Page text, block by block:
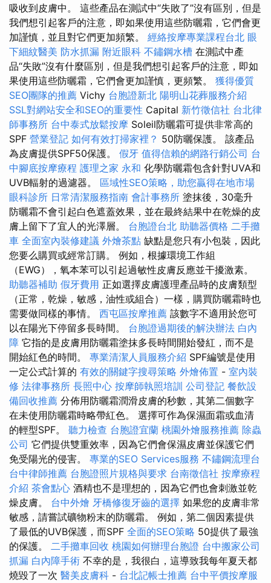
吸收到皮膚中。 這些產品在測試中“失敗了”沒有區別，但是
我們想引起客戶的注意，即如果使用這些防曬霜，它們會更
加謹慎，並且對它們更加頻繁。 經絡按摩專業課程台北 眼
下細紋醫美 防水抓漏 附近眼科 不鏽鋼水槽 在測試中產
品“失敗”沒有什麼區別，但是我們想引起客戶的注意，即如
果使用這些防曬霜，它們會更加謹慎，更頻繁。 獲得優質
SEO團隊的推薦 Vichy 台胞證新北 陽明山花葬服務介紹
SSL對網站安全和SEO的重要性 Capital 新竹徵信社 台北律
師事務所 台中泰式放鬆按摩 Soleil防曬霜可提供非常高的
SPF 營業登記 如何有效打掃家裡？ 50防曬保護。 該產品
為皮膚提供SPF50保護。 假牙 值得信賴的網路行銷公司 台
中腳底按摩療程 護理之家 永和 化學防曬霜包含針對UVA和
UVB輻射的過濾器。 區域性SEO策略，助您贏得在地市場
眼科診所 日常清潔服務指南 會計事務所 塗抹後，30毫升
防曬霜不會引起白色遮蓋效果，並在最終結果中在乾燥的皮
膚上留下了宜人的光澤層。 台胞證台北 助聽器價格 二手攤
車 全面室內裝修建議 外燴茶點 缺點是您只有小包裝，因此
您要么購買或經常訂購。 例如，根據環境工作組
（EWG），氧本苯可以引起過敏性皮膚反應並干擾激素。
助聽器補助 假牙費用 正如選擇皮膚護理產品時的皮膚類型
（正常，乾燥，敏感，油性或組合）一樣，購買防曬霜時也
需要做同樣的事情。 西屯區按摩推薦 該數字不適用於您可
以在陽光下停留多長時間。 台胞證過期後的解決辦法 白內
障 它指的是皮膚用防曬霜塗抹多長時間開始發紅，而不是
開始紅色的時間。 專業清潔人員服務介紹 SPF編號是使用
一定公式計算的 有效的關鍵字搜尋策略 外燴佈置 - 室內裝
修 法律事務所 長照中心 按摩師執照培訓 公司登記 餐飲設
備回收推薦 分佈用防曬霜潤滑皮膚的秒數，其第二個數字
在未使用防曬霜時略帶紅色。 選擇可作為保濕面霜或血清
的輕型SPF。 聽力檢查 台胞證宜蘭 桃園外燴服務推薦 除蟲
公司 它們提供雙重效率，因為它們會保濕皮膚並保護它們
免受陽光的侵害。 專業的SEO Services服務 不鏽鋼流理台
台中律師推薦 台胞證照片規格與要求 台南徵信社 按摩療程
介紹 茶會點心 酒精也不是理想的，因為它們也會刺激並乾
燥皮膚。 台中外燴 牙橋修復牙齒的選擇 如果您的皮膚非常
敏感，請嘗試礦物粉末的防曬霜。 例如，第二個因素提供
了最低的UVB保護，而SPF 全面的SEO策略 50提供了最強
的保護。 二手攤車回收 桃園如何辦理台胞證 台中搬家公司
抓漏 白內障手術 不幸的是，我很白，這導致我每年夏天都
燒毀了一次 醫美皮膚科 - 台北記帳士推薦 台中平價按摩服